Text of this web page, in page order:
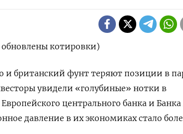
котировки)
британский фунт теряют позиции в
увидели «голубиные» нотки в
центрального банка и
давление в их экономиках стало